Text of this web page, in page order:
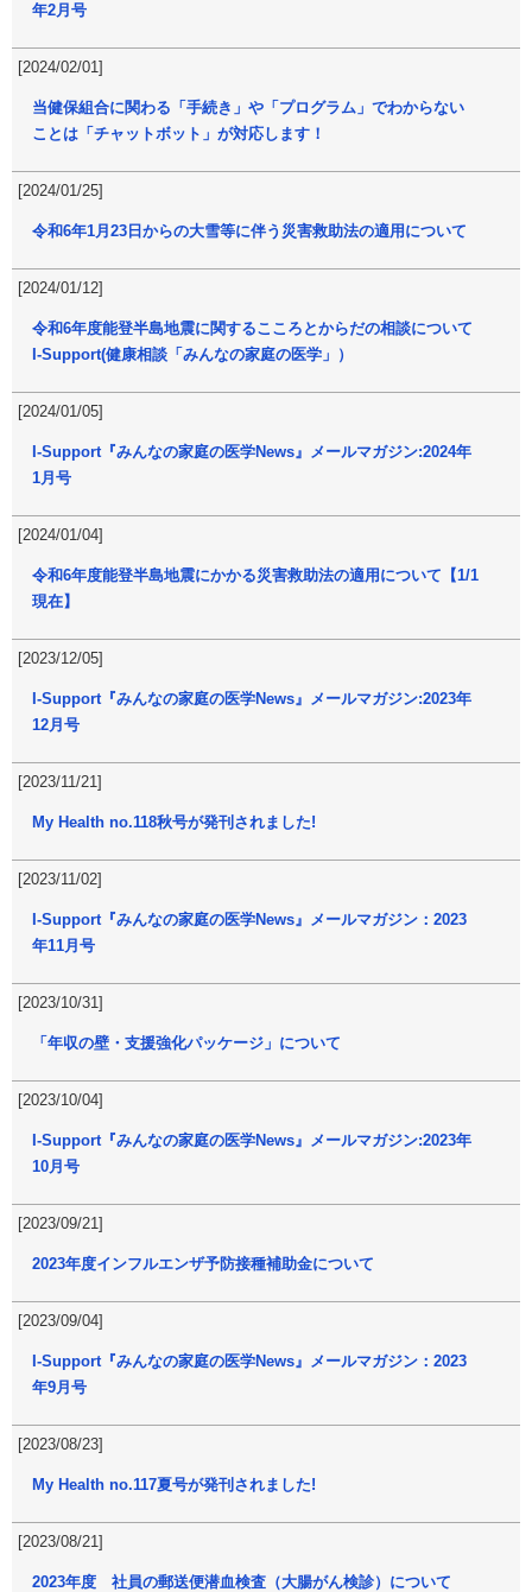
年2月号
[2024/02/01]
当健保組合に関わる「手続き」や「プログラム」でわからない
ことは「チャットボット」が対応します！
[2024/01/25]
令和6年1月23日からの大雪等に伴う災害救助法の適用について
[2024/01/12]
令和6年度能登半島地震に関するこころとからだの相談について
I-Support(健康相談「みんなの家庭の医学」）
[2024/01/05]
I-Support『みんなの家庭の医学News』メールマガジン:2024年
1月号
[2024/01/04]
令和6年度能登半島地震にかかる災害救助法の適用について【1/1
現在】
[2023/12/05]
I-Support『みんなの家庭の医学News』メールマガジン:2023年
12月号
[2023/11/21]
My Health no.118秋号が発刊されました!
[2023/11/02]
I-Support『みんなの家庭の医学News』メールマガジン：2023
年11月号
[2023/10/31]
「年収の壁・支援強化パッケージ」について
[2023/10/04]
I-Support『みんなの家庭の医学News』メールマガジン:2023年
10月号
[2023/09/21]
2023年度インフルエンザ予防接種補助金について
[2023/09/04]
I-Support『みんなの家庭の医学News』メールマガジン：2023
年9月号
[2023/08/23]
My Health no.117夏号が発刊されました!
[2023/08/21]
2023年度 社員の郵送便潜血検査（大腸がん検診）について